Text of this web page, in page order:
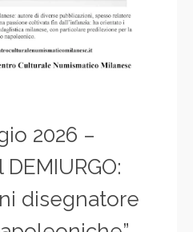
2026 –
disegnatore